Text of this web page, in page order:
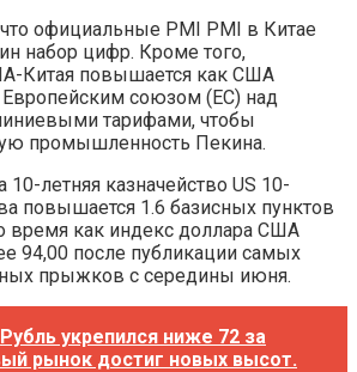
официальные PMI PMI в Китае
набор цифр. Кроме того,
Китая повышается как США
Европейским союзом (ЕС) над
тарифами, чтобы
промышленность Пекина.
летняя казначейство US 10-
повышается 1.6 базисных пунктов
время как индекс доллара США
94,00 после публикации самых
прыжков с середины июня.
Рубль укрепился ниже 72 за
рынок достиг новых высот.